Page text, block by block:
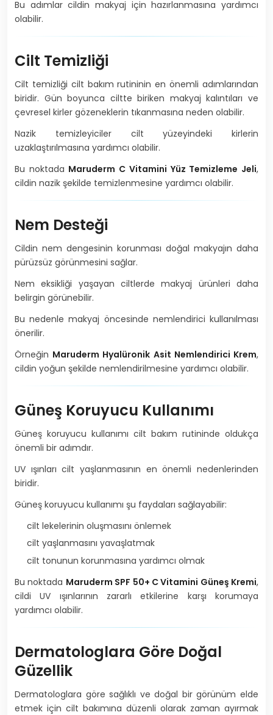
Bu adımlar cildin makyaj için hazırlanmasına yardımcı
olabilir.
Cilt Temizliği
Cilt temizliği cilt bakım rutininin en önemli adımlarından
biridir. Gün boyunca ciltte biriken makyaj kalıntıları ve
çevresel kirler gözeneklerin tıkanmasına neden olabilir.
Nazik temizleyiciler cilt yüzeyindeki kirlerin
uzaklaştırılmasına yardımcı olabilir.
Bu noktada Maruderm C Vitamini Yüz Temizleme Jeli,
cildin nazik şekilde temizlenmesine yardımcı olabilir.
Nem Desteği
Cildin nem dengesinin korunması doğal makyajın daha
pürüzsüz görünmesini sağlar.
Nem eksikliği yaşayan ciltlerde makyaj ürünleri daha
belirgin görünebilir.
Bu nedenle makyaj öncesinde nemlendirici kullanılması
önerilir.
Örneğin Maruderm Hyalüronik Asit Nemlendirici Krem,
cildin yoğun şekilde nemlendirilmesine yardımcı olabilir.
Güneş Koruyucu Kullanımı
Güneş koruyucu kullanımı cilt bakım rutininde oldukça
önemli bir adımdır.
UV ışınları cilt yaşlanmasının en önemli nedenlerinden
biridir.
Güneş koruyucu kullanımı şu faydaları sağlayabilir:
cilt lekelerinin oluşmasını önlemek
cilt yaşlanmasını yavaşlatmak
cilt tonunun korunmasına yardımcı olmak
Bu noktada Maruderm SPF 50+ C Vitamini Güneş Kremi,
cildi UV ışınlarının zararlı etkilerine karşı korumaya
yardımcı olabilir.
Dermatologlara Göre Doğal
Güzellik
Dermatologlara göre sağlıklı ve doğal bir görünüm elde
etmek için cilt bakımına düzenli olarak zaman ayırmak